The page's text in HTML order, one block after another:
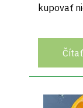
kupovať